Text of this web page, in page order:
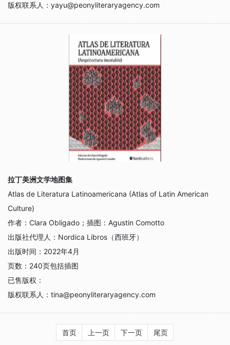
版权联系人： yayu@peonyliteraryagency.com
拉丁美洲文学地图集
Atlas de Literatura Latinoamericana (Atlas of Latin American
Culture)
作者： Clara Obligado；插图：Agustin Comotto
出版社代理人： Nordica Libros（西班牙）
出版时间： 2022年4月
页数： 240页包括插图
已售版权：
版权联系人： tina@peonyliteraryagency.com
首页 上一页 下一页 尾页